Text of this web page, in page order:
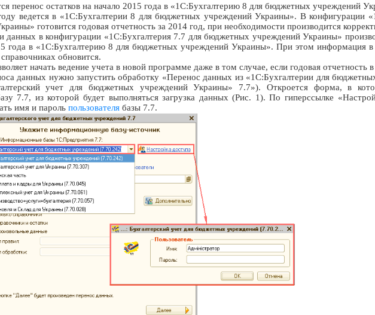
перенос остатков на начало 2015 года в «1С:Бухгалтерию 8 для бюджетных учреждений
ведется в «1С:Бухгалтерии 8 для бюджетных учреждений Украины». В конфигурации
готовится годовая отчетность за 2014 год, при необходимости производится
данных в конфигурации «1С:Бухгалтерия 7.7 для бюджетных учреждений Украины»
года в «1С:Бухгалтерию 8 для бюджетных учреждений Украины». При этом информация в
обновится.
начать ведение учета в новой программе даже в том случае, если годовая отчетность
данных нужно запустить обработку «Перенос данных из «1С:Бухгалтерии для
учет для бюджетных учреждений Украины» 7.7»). Откроется форма, в
7.7, из которой будет выполняться загрузка данных (Рис. 1). По гиперссылке
имя и пароль пользователя базы 7.7.